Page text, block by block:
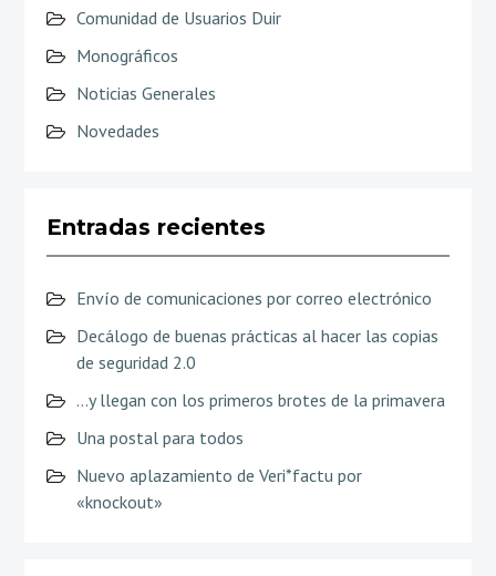
Comunidad de Usuarios Duir
Monográficos
Noticias Generales
Novedades
Entradas recientes
Envío de comunicaciones por correo electrónico
Decálogo de buenas prácticas al hacer las copias
de seguridad 2.0
…y llegan con los primeros brotes de la primavera
Una postal para todos
Nuevo aplazamiento de Veri*factu por
«knockout»